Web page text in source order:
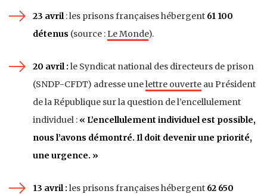
23 avril : les prisons françaises hébergent 61 100
détenus (source : Le Monde).
20 avril : le Syndicat national des directeurs de prison
(SNDP-CFDT) adresse unelettre ouverte au Président
de la République sur la question de l’encellulement
individuel : « L’encellulement individuel est possible,
nous l’avons démontré. Il doit devenir une priorité,
une urgence. »
13 avril : les prisons françaises hébergent 62 650